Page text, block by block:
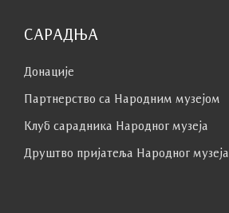
САРАДЊА
Донације
Партнерство са Народним музејoм
Клуб сaрaдникa Народног музеја
Друштво пријатеља Народног музеја